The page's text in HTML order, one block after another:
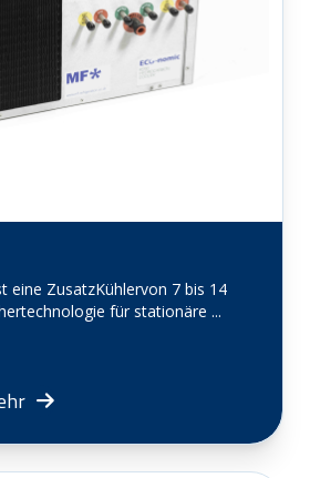
eine ZusatzKühlervon 7 bis 14
für stationäre ...